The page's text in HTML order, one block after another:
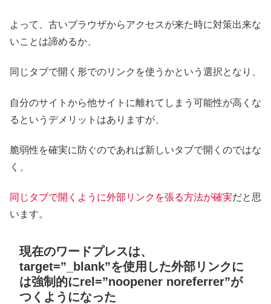
よって、古いブラウザからアクセスが来た時に対策出来な
いことは諦めるか、
同じタブで開く形でのリンクを使うかという選択となり、
自分のサイトから他サイトに離れてしまう可能性が高くな
るというデメリットはありますが、
脆弱性を確実に防ぐのであれば新しいタブで開くのではな
く、
同じタブで開くように外部リンクを張る方法が確実だと思
います。
現在のワードプレスは、
target=”_blank”を使用した外部リンクに
は強制的にrel=”noopener noreferrer”が
つくようになった